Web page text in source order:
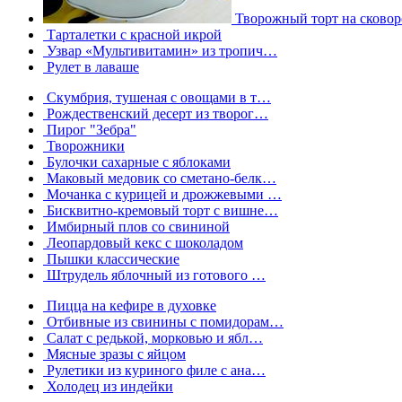
Творожный торт на
Тарталетки с красной икрой
Узвар «Мультивитамин» из тропич…
Рулет в лаваше
Скумбрия, тушеная с овощами в т…
Рождественский десерт из творог…
Пирог "Зебра"
Творожники
Булочки сахарные с яблоками
Маковый медовик со сметано-белк…
Мочанка с курицей и дрожжевыми …
Бисквитно-кремовый торт с вишне…
Имбирный плов со свининой
Леопардовый кекс с шоколадом
Пышки классические
Штрудель яблочный из готового …
Пицца на кефире в духовке
Отбивные из свинины с помидорам…
Салат с редькой, морковью и ябл…
Мясные зразы с яйцом
Рулетики из куриного филе с ана…
Холодец из индейки